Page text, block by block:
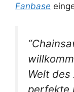
Fanbase
Welt des
perfekte